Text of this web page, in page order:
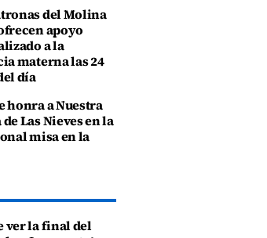
del Molina
apoyo
a la
materna las 24
día
honra a Nuestra
Las Nieves en la
misa en la
ver la final del